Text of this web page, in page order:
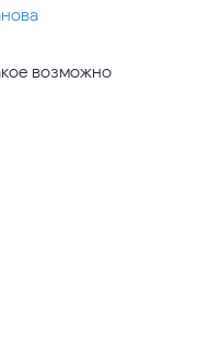
возможно